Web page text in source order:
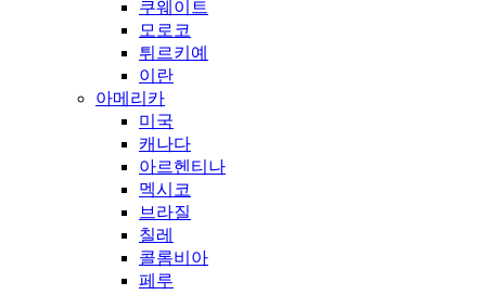
쿠웨이트
모로코
튀르키예
이란
아메리카
미국
캐나다
아르헨티나
멕시코
브라질
칠레
콜롬비아
페루